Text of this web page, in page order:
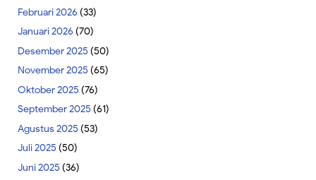
Februari 2026 (33)
Januari 2026 (70)
Desember 2025 (50)
November 2025 (65)
Oktober 2025 (76)
September 2025 (61)
Agustus 2025 (53)
Juli 2025 (50)
Juni 2025 (36)